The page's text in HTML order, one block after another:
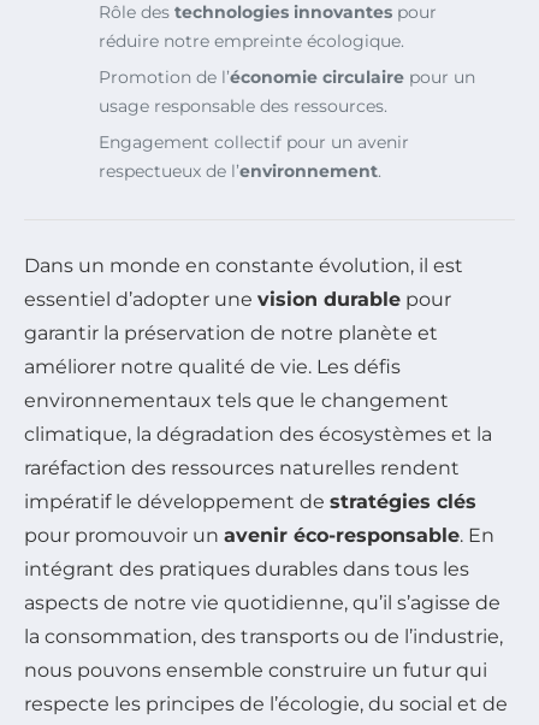
Rôle des technologies innovantes pour
réduire notre empreinte écologique.
Promotion de l’économie circulaire pour un
usage responsable des ressources.
Engagement collectif pour un avenir
respectueux de l’environnement.
Dans un monde en constante évolution, il est
essentiel d’adopter une vision durable pour
garantir la préservation de notre planète et
améliorer notre qualité de vie. Les défis
environnementaux tels que le changement
climatique, la dégradation des écosystèmes et la
raréfaction des ressources naturelles rendent
impératif le développement de stratégies clés
pour promouvoir un avenir éco-responsable. En
intégrant des pratiques durables dans tous les
aspects de notre vie quotidienne, qu’il s’agisse de
la consommation, des transports ou de l’industrie,
nous pouvons ensemble construire un futur qui
respecte les principes de l’écologie, du social et de